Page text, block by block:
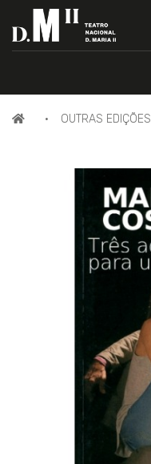
PÁGINA OUTRAS EDIÇÕES